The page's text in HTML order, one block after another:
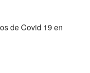
de Covid 19 en